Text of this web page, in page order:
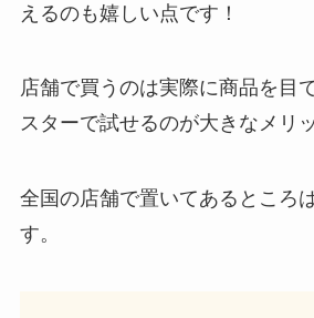
えるのも嬉しい点です！
店舗で買うのは実際に商品を目
スターで試せるのが大きなメリ
全国の店舗で置いてあるところ
す。